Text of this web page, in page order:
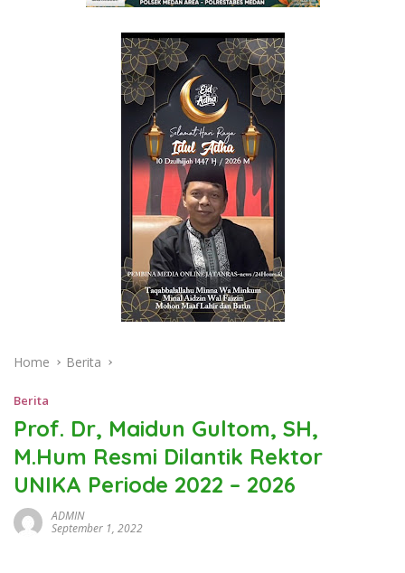
Home Berita
Berita
Prof. Dr, Maidun Gultom, SH,
M.Hum Resmi Dilantik Rektor
UNIKA Periode 2022 – 2026
ADMIN
September 1, 2022